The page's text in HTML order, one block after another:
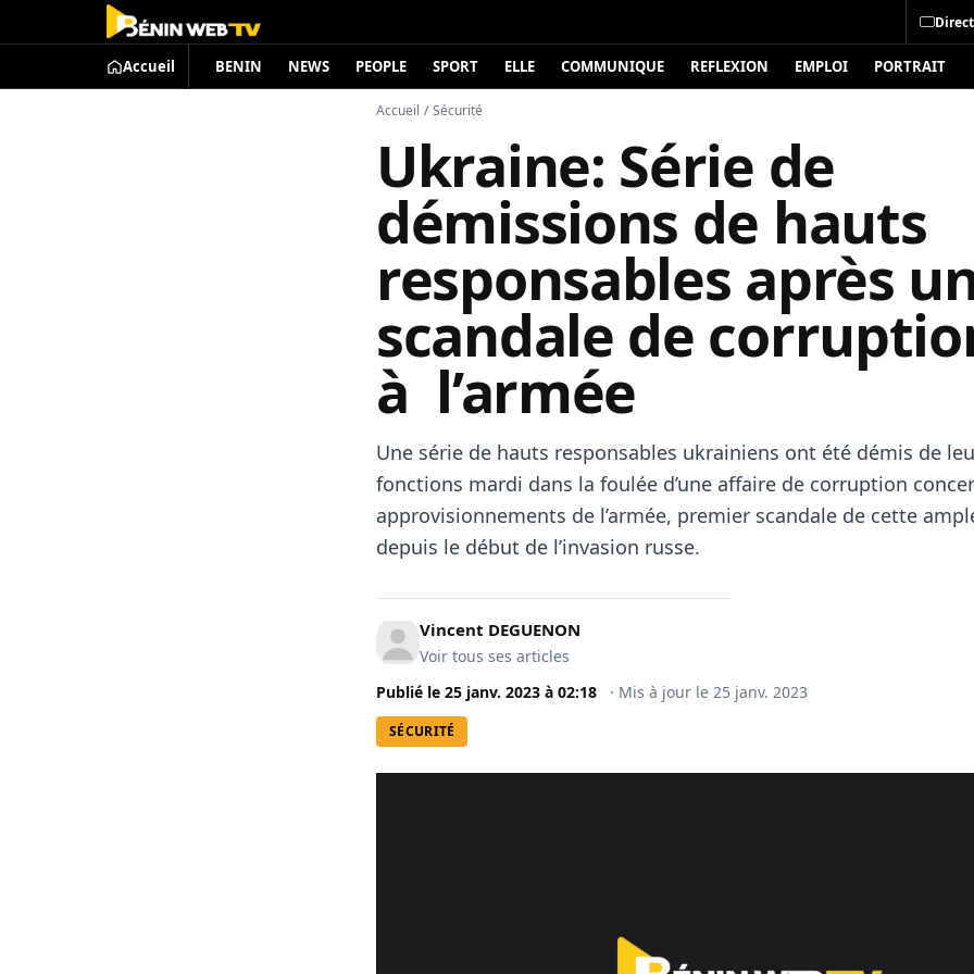
Accueil BENIN NEWS PEOPLE SPORT ELLE COMMUNIQUE REFLEXION EMPLOI PORTRAIT
Accueil / Sécurité
Ukraine: Série de
démissions de hauts
responsables après
scandale de
à l’armée
Une série de hauts responsables ukrainiens ont été démis de
fonctions mardi dans la foulée d’une affaire de corruption
approvisionnements de l’armée, premier scandale de cette
depuis le début de l’invasion russe.
Vincent DEGUENON
Voir tous ses articles
Publié le 25 janv. 2023 à 02:18 · Mis à jour le 25 janv. 2023
SÉCURITÉ